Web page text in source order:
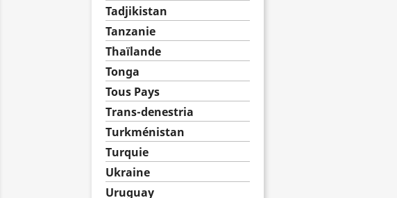
Tadjikistan
Tanzanie
Thaïlande
Tonga
Tous Pays
Trans-denestria
Turkménistan
Turquie
Ukraine
Uruguay